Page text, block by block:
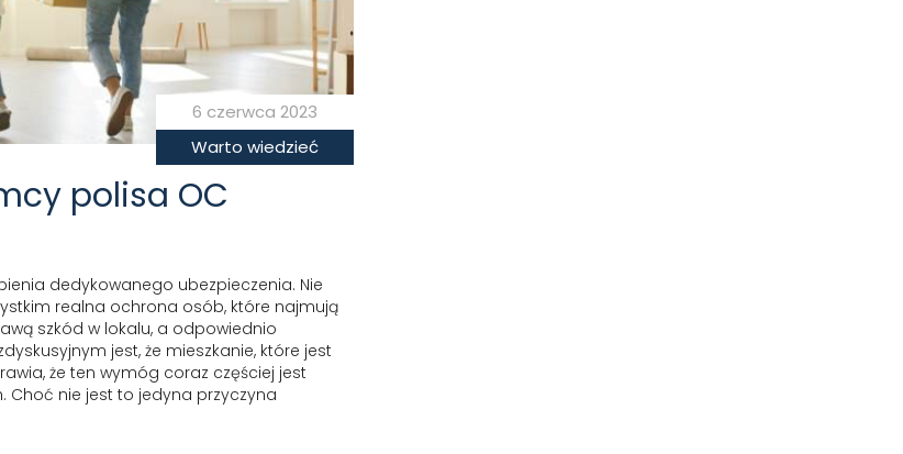
6 czerwca 2023
Warto wiedzieć
polisa OC
dedykowanego ubezpieczenia. Nie
realna ochrona osób, które najmują
szkód w lokalu, a odpowiednio
jest, że mieszkanie, które jest
że ten wymóg coraz częściej jest
Choć nie jest to jedyna przyczyna